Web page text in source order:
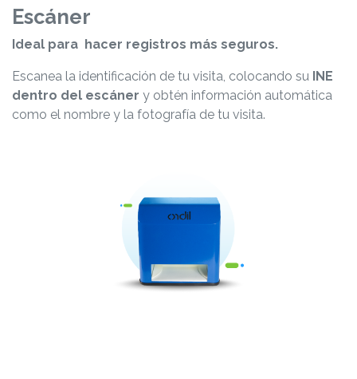
Escáner
Ideal para hacer registros más seguros.
Escanea la identificación de tu visita, colocando su INE
dentro del escáner y obtén información automática
como el nombre y la fotografía de tu visita​.